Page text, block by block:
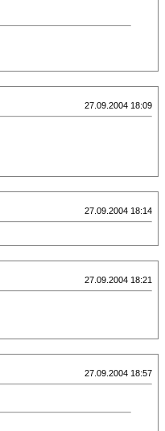
27.09.2004 18:09
27.09.2004 18:14
27.09.2004 18:21
27.09.2004 18:57